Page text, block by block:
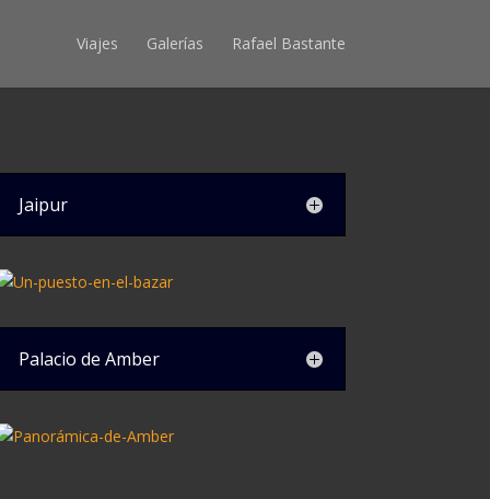
Viajes Galerías Rafael Bastante
Jaipur
Palacio de Amber